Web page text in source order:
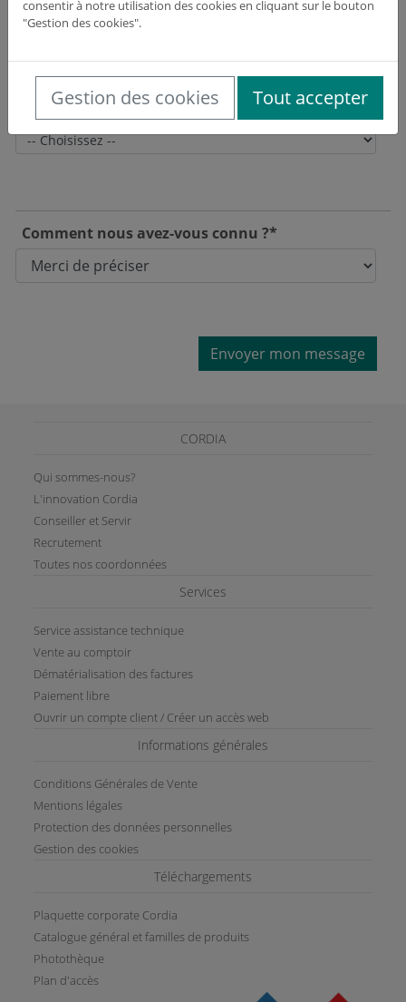
Comment nous avez-vous connu ?*
Envoyer mon message
CORDIA
Qui sommes-nous?
L'innovation Cordia
Conseiller et Servir
Recrutement
Toutes nos coordonnées
Services
Service assistance technique
Vente au comptoir
Dématérialisation des factures
Paiement libre
Ouvrir un compte client / Créer un accès web
Informations générales
Conditions Générales de Vente
Mentions légales
Protection des données personnelles
Gestion des cookies
Téléchargements
Plaquette corporate Cordia
Catalogue général et familles de produits
Photothèque
Plan d'accès
consentir à notre utilisation des cookies en cliquant sur le bouton
"Gestion des cookies".
Gestion des cookies Tout accepter